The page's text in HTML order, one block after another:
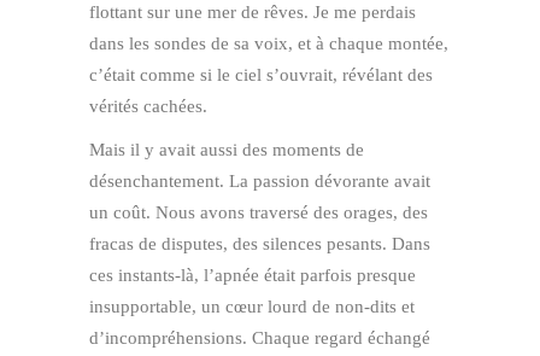
flottant sur une mer de rêves. Je me perdais
dans les sondes de sa voix, et à chaque montée,
c’était comme si le ciel s’ouvrait, révélant des
vérités cachées.
Mais il y avait aussi des moments de
désenchantement. La passion dévorante avait
un coût. Nous avons traversé des orages, des
fracas de disputes, des silences pesants. Dans
ces instants-là, l’apnée était parfois presque
insupportable, un cœur lourd de non-dits et
d’incompréhensions. Chaque regard échangé